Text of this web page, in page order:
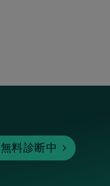
無料診断中